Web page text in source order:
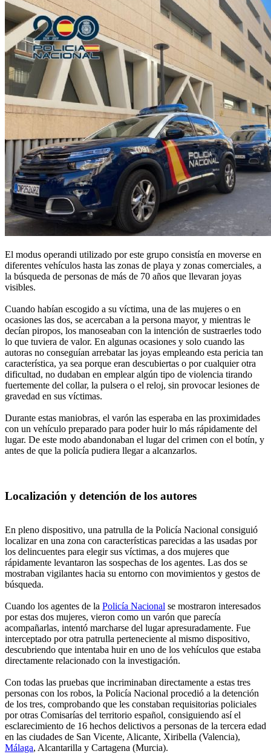
El modus operandi utilizado por este grupo consistía en moverse en
diferentes vehículos hasta las zonas de playa y zonas comerciales, a
la búsqueda de personas de más de 70 años que llevaran joyas
visibles.
Cuando habían escogido a su víctima, una de las mujeres o en
ocasiones las dos, se acercaban a la persona mayor, y mientras le
decían piropos, los manoseaban con la intención de sustraerles todo
lo que tuviera de valor. En algunas ocasiones y solo cuando las
autoras no conseguían arrebatar las joyas empleando esta pericia tan
característica, ya sea porque eran descubiertas o por cualquier otra
dificultad, no dudaban en emplear algún tipo de violencia tirando
fuertemente del collar, la pulsera o el reloj, sin provocar lesiones de
gravedad en sus víctimas.
Durante estas maniobras, el varón las esperaba en las proximidades
con un vehículo preparado para poder huir lo más rápidamente del
lugar. De este modo abandonaban el lugar del crimen con el botín, y
antes de que la policía pudiera llegar a alcanzarlos.
Localización y detención de los autores
En pleno dispositivo, una patrulla de la Policía Nacional consiguió
localizar en una zona con características parecidas a las usadas por
los delincuentes para elegir sus víctimas, a dos mujeres que
rápidamente levantaron las sospechas de los agentes. Las dos se
mostraban vigilantes hacia su entorno con movimientos y gestos de
búsqueda.
Cuando los agentes de la Policía Nacional se mostraron interesados
por estas dos mujeres, vieron como un varón que parecía
acompañarlas, intentó marcharse del lugar apresuradamente. Fue
interceptado por otra patrulla perteneciente al mismo dispositivo,
descubriendo que intentaba huir en uno de los vehículos que estaba
directamente relacionado con la investigación.
Con todas las pruebas que incriminaban directamente a estas tres
personas con los robos, la Policía Nacional procedió a la detención
de los tres, comprobando que les constaban requisitorias policiales
por otras Comisarías del territorio español, consiguiendo así el
esclarecimiento de 16 hechos delictivos a personas de la tercera edad
en las ciudades de San Vicente, Alicante, Xiribella (Valencia),
Málaga, Alcantarilla y Cartagena (Murcia).